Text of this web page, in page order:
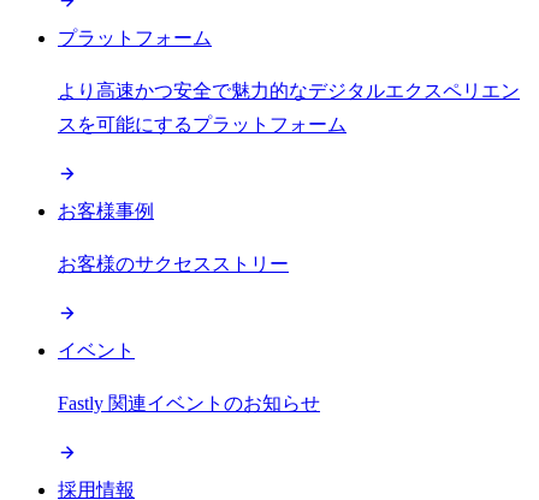
プラットフォーム
より高速かつ安全で魅力的なデジタルエクスペリエン
スを可能にするプラットフォーム
お客様事例
お客様のサクセスストリー
イベント
Fastly 関連イベントのお知らせ
採用情報